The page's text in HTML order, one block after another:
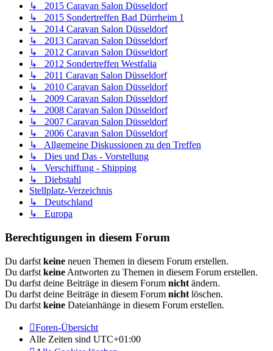
↳ 2015 Caravan Salon Düsseldorf
↳ 2015 Sondertreffen Bad Dürrheim 1
↳ 2014 Caravan Salon Düsseldorf
↳ 2013 Caravan Salon Düsseldorf
↳ 2012 Caravan Salon Düsseldorf
↳ 2012 Sondertreffen Westfalia
↳ 2011 Caravan Salon Düsseldorf
↳ 2010 Caravan Salon Düsseldorf
↳ 2009 Caravan Salon Düsseldorf
↳ 2008 Caravan Salon Düsseldorf
↳ 2007 Caravan Salon Düsseldorf
↳ 2006 Caravan Salon Düsseldorf
↳ Allgemeine Diskussionen zu den Treffen
↳ Dies und Das - Vorstellung
↳ Verschiffung - Shipping
↳ Diebstahl
Stellplatz-Verzeichnis
↳ Deutschland
↳ Europa
Berechtigungen in diesem Forum
Du darfst keine neuen Themen in diesem Forum erstellen.
Du darfst keine Antworten zu Themen in diesem Forum erstellen.
Du darfst deine Beiträge in diesem Forum nicht ändern.
Du darfst deine Beiträge in diesem Forum nicht löschen.
Du darfst keine Dateianhänge in diesem Forum erstellen.
Foren-Übersicht
Alle Zeiten sind UTC+01:00